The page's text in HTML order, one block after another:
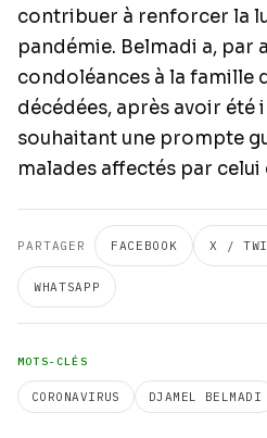
contribuer à renforcer la
pandémie. Belmadi a, par
condoléances à la famille
décédées, après avoir été
souhaitant une prompte
malades affectés par celui
PARTAGER FACEBOOK X /
WHATSAPP
MOTS-CLÉS
CORONAVIRUS DJAMEL BELMADI